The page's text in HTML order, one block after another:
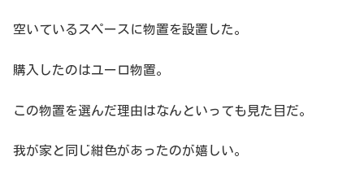
空いているスペースに物置を設置した。
購入したのはユーロ物置。
この物置を選んだ理由はなんといっても見た目だ。
我が家と同じ紺色があったのが嬉しい。